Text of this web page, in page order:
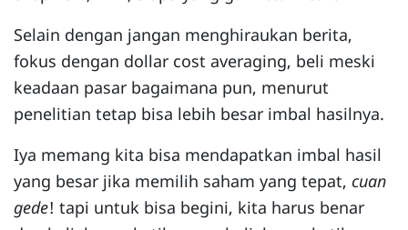
Selain dengan jangan menghiraukan berita,
fokus dengan dollar cost averaging, beli meski
keadaan pasar bagaimana pun, menurut
penelitian tetap bisa lebih besar imbal hasilnya.
Iya memang kita bisa mendapatkan imbal hasil
yang besar jika memilih saham yang tepat, cuan
gede! tapi untuk bisa begini, kita harus benar